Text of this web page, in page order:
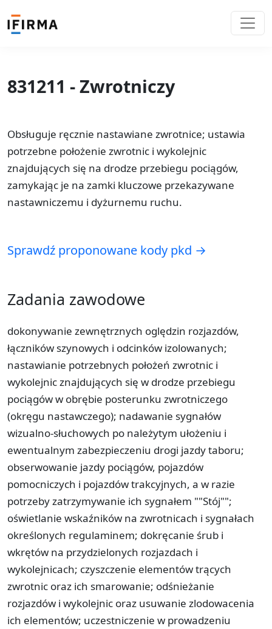
831211 - Zwrotniczy
Obsługuje ręcznie nastawiane zwrotnice; ustawia
potrzebne położenie zwrotnic i wykolejnic
znajdujących się na drodze przebiegu pociągów,
zamykając je na zamki kluczowe przekazywane
nastawniczemu i dyżurnemu ruchu.
Sprawdź proponowane kody pkd →
Zadania zawodowe
dokonywanie zewnętrznych oględzin rozjazdów,
łączników szynowych i odcinków izolowanych;
nastawianie potrzebnych położeń zwrotnic i
wykolejnic znajdujących się w drodze przebiegu
pociągów w obrębie posterunku zwrotniczego
(okręgu nastawczego); nadawanie sygnałów
wizualno-słuchowych po należytym ułożeniu i
ewentualnym zabezpieczeniu drogi jazdy taboru;
obserwowanie jazdy pociągów, pojazdów
pomocniczych i pojazdów trakcyjnych, a w razie
potrzeby zatrzymywanie ich sygnałem ""Stój"";
oświetlanie wskaźników na zwrotnicach i sygnałach
określonych regulaminem; dokręcanie śrub i
wkrętów na przydzielonych rozjazdach i
wykolejnicach; czyszczenie elementów trących
zwrotnic oraz ich smarowanie; odśnieżanie
rozjazdów i wykolejnic oraz usuwanie zlodowacenia
ich elementów; uczestniczenie w prowadzeniu